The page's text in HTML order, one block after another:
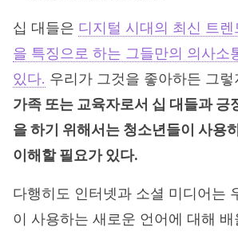
십 대들은 디지털 시대의 최신 트
을 특징으로 하는 그들만의 의사소
있다. 우리가 그것을 좋아하든 그렇
가족 또는 교육자로서 십 대들과 긍
을 하기 위해서는 청소년들이 사용
이해할 필요가 있다.
다행히도 인터넷과 소셜 미디어는
이 사용하는 새로운 언어에 대해 배